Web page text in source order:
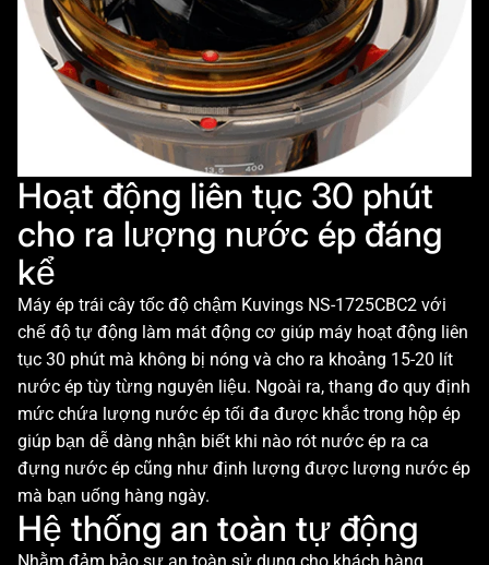
Hoạt động liên tục 30 phút
cho ra lượng nước ép đáng
kể
Máy ép trái cây tốc độ chậm Kuvings NS-1725CBC2 với
chế độ tự động làm mát động cơ giúp máy hoạt động liên
tục 30 phút mà không bị nóng và cho ra khoảng 15-20 lít
nước ép tùy từng nguyên liệu. Ngoài ra, thang đo quy định
mức chứa lượng nước ép tối đa được khắc trong hộp ép
giúp bạn dễ dàng nhận biết khi nào rót nước ép ra ca
đựng nước ép cũng như định lượng được lượng nước ép
mà bạn uống hàng ngày.
Hệ thống an toàn tự động